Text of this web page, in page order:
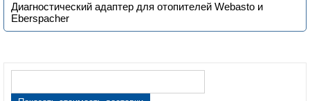
Диагностический адаптер для отопителей Webasto и
Eberspacher